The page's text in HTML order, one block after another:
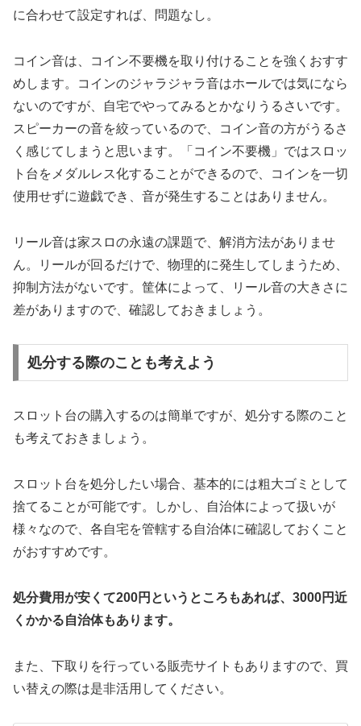
に合わせて設定すれば、問題なし。
コイン音は、コイン不要機を取り付けることを強くおすす
めします。コインのジャラジャラ音はホールでは気になら
ないのですが、自宅でやってみるとかなりうるさいです。
スピーカーの音を絞っているので、コイン音の方がうるさ
く感じてしまうと思います。「コイン不要機」ではスロッ
ト台をメダルレス化することができるので、コインを一切
使用せずに遊戯でき、音が発生することはありません。
リール音は家スロの永遠の課題で、解消方法がありませ
ん。リールが回るだけで、物理的に発生してしまうため、
抑制方法がないです。筐体によって、リール音の大きさに
差がありますので、確認しておきましょう。
処分する際のことも考えよう
スロット台の購入するのは簡単ですが、処分する際のこと
も考えておきましょう。
スロット台を処分したい場合、基本的には粗大ゴミとして
捨てることが可能です。しかし、自治体によって扱いが
様々なので、各自宅を管轄する自治体に確認しておくこと
がおすすめです。
処分費用が安くて200円というところもあれば、3000円近
くかかる自治体もあります。
また、下取りを行っている販売サイトもありますので、買
い替えの際は是非活用してください。